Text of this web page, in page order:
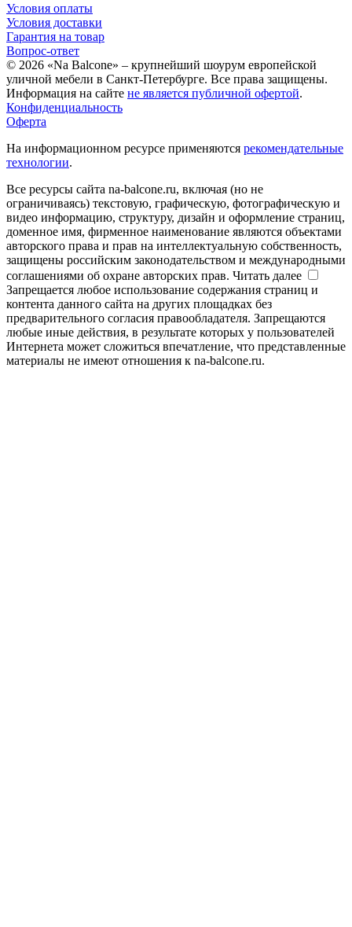
Условия оплаты
Условия доставки
Гарантия на товар
Вопрос-ответ
© 2026 «Na Balcone» – крупнейший шоурум европейской
уличной мебели в Санкт-Петербурге. Все права защищены.
Информация на сайте не является публичной офертой.
Конфиденциальность
Оферта
На информационном ресурсе применяются рекомендательные
технологии.
Все ресурсы сайта na-balcone.ru, включая (но не
ограничиваясь) текстовую, графическую, фотографическую и
видео информацию, структуру, дизайн и оформление страниц,
доменное имя, фирменное наименование являются объектами
авторского права и прав на интеллектуальную собственность,
защищены российским законодательством и международными
соглашениями об охране авторских прав. Читать далее
Запрещается любое использование содержания страниц и
контента данного сайта на других площадках без
предварительного согласия правообладателя. Запрещаются
любые иные действия, в результате которых у пользователей
Интернета может сложиться впечатление, что представленные
материалы не имеют отношения к na-balcone.ru.